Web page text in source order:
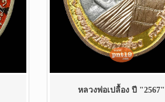
หลวงพ่อเปลื้อง ปี "2567"